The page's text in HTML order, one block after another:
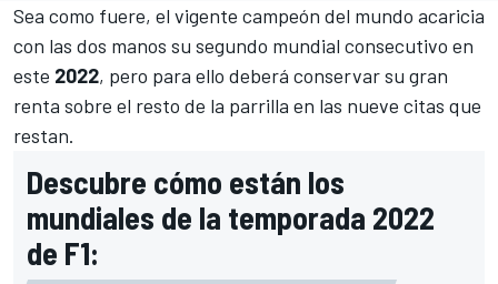
Sea como fuere, el vigente campeón del mundo acaricia
con las dos manos su segundo mundial consecutivo en
este 2022, pero para ello deberá conservar su gran
renta sobre el resto de la parrilla en las nueve citas que
restan.
Descubre cómo están los
mundiales de la temporada 2022
de F1: